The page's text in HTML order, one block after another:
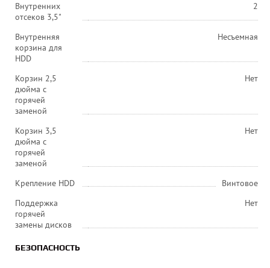
Внутренних
отсеков 3,5"
2
Внутренняя
корзина для
HDD
Несъемная
Корзин 2,5
дюйма с
горячей
заменой
Нет
Корзин 3,5
дюйма с
горячей
заменой
Нет
Крепление HDD
Винтовое
Поддержка
горячей
замены дисков
Нет
БЕЗОПАСНОСТЬ